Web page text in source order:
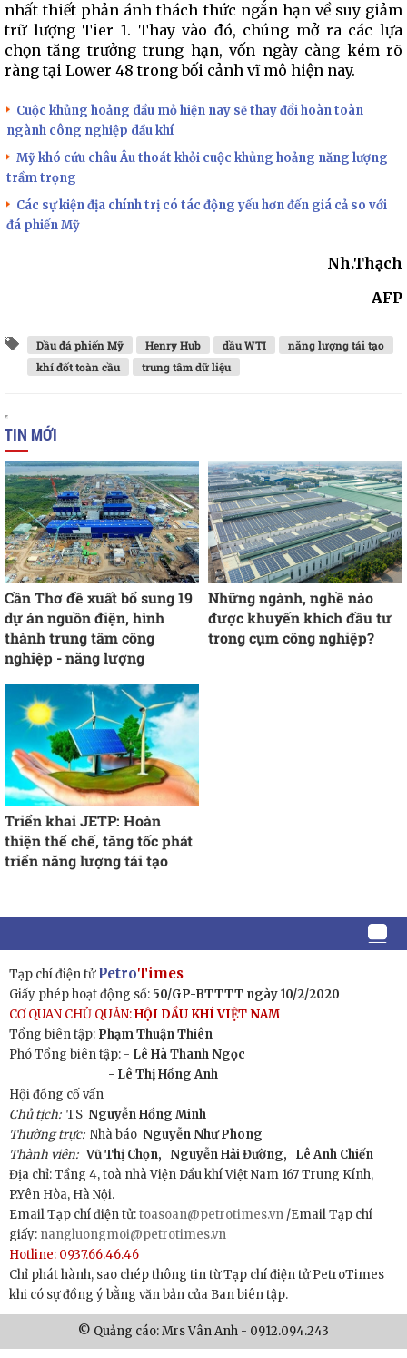
nhất thiết phản ánh thách thức ngắn hạn về suy giảm
trữ lượng Tier 1. Thay vào đó, chúng mở ra các lựa
chọn tăng trưởng trung hạn, vốn ngày càng kém rõ
ràng tại Lower 48 trong bối cảnh vĩ mô hiện nay.
Cuộc khủng hoảng dầu mỏ hiện nay sẽ thay đổi hoàn toàn
ngành công nghiệp dầu khí
Mỹ khó cứu châu Âu thoát khỏi cuộc khủng hoảng năng lượng
trầm trọng
Các sự kiện địa chính trị có tác động yếu hơn đến giá cả so với
đá phiến Mỹ
Nh.Thạch
AFP
Dầu đá phiến Mỹ Henry Hub dầu WTI
năng lượng tái tạo
khí đốt toàn cầu
trung tâm dữ liệu
TIN MỚI
Cần Thơ đề xuất bổ sung 19
dự án nguồn điện, hình
thành trung tâm công
nghiệp - năng lượng
Những ngành, nghề nào
được khuyến khích đầu tư
trong cụm công nghiệp?
Triển khai JETP: Hoàn
thiện thể chế, tăng tốc phát
triển năng lượng tái tạo
Tạp chí điện tửPetroTimes
Giấy phép hoạt động số: 50/GP-BTTTT ngày 10/2/2020
CƠ QUAN CHỦ QUẢN:HỘI DẦU KHÍ VIỆT NAM
Tổng biên tập: Phạm Thuận Thiên
Phó Tổng biên tập: - Lê Hà Thanh Ngọc
- Lê Thị Hồng Anh
Hội đồng cố vấn
Chủ tịch:TS Nguyễn Hồng Minh
Thường trực: Nhà báo Nguyễn Như Phong
Thành viên: Vũ Thị Chọn, Nguyễn Hải Đường,
Lê Anh Chiến
Địa chỉ: Tầng 4, toà nhà Viện Dầu khí Việt Nam 167 Trung Kính,
P.Yên Hòa, Hà Nội.
Email Tạp chí điện tử:toasoan@petrotimes.vn/Email Tạp chí
giấy: nangluongmoi@petrotimes.vn
Hotline: 0937.66.46.46
Chỉ phát hành, sao chép thông tin từ Tạp chí điện tử PetroTimes
khi có sự đồng ý bằng văn bản của Ban biên tập.
© Quảng cáo: Mrs Vân Anh - 0912.094.243